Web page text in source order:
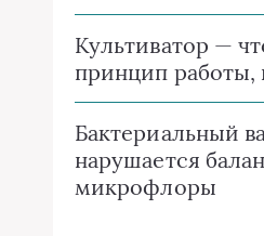
Культиватор —
принцип работы,
Бактериальный
нарушается
микрофлоры